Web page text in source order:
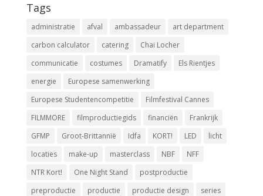
Tags
administratie afval ambassadeur
art department
carbon calculator
catering
Chai Locher
communicatie
costumes Dramatify
Els Rientjes
energie
Europese samenwerking
Europese Studentencompetitie
Filmfestival Cannes
FILMMORE
filmproductiegids financiën
Frankrijk
GFMP
Groot-Brittannië Idfa KORT! LED
licht
locaties
make-up masterclass NBF
NFF
NTR Kort!
One Night Stand
postproductie
preproductie
productie productie design
series